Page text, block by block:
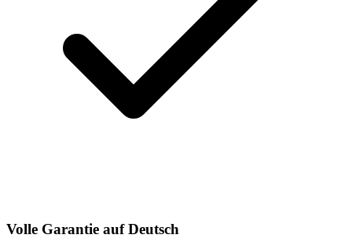
Volle Garantie auf Deutsch